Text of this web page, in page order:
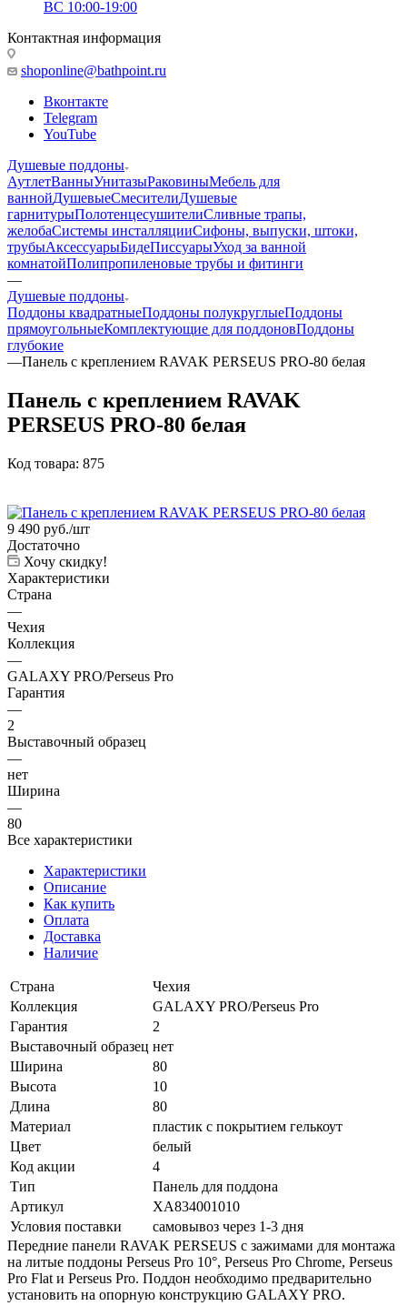
ВС 10:00-19:00
Контактная информация
shoponline@bathpoint.ru
Вконтакте
Telegram
YouTube
Душевые поддоны
АутлетВанныУнитазыРаковиныМебель для
ваннойДушевыеСмесителиДушевые
гарнитурыПолотенцесушителиСливные трапы,
желобаСистемы инсталляцииСифоны, выпуски, штоки,
трубыАксессуарыБидеПиссуарыУход за ванной
комнатойПолипропиленовые трубы и фитинги
—
Душевые поддоны
Поддоны квадратныеПоддоны полукруглыеПоддоны
прямоугольныеКомплектующие для поддоновПоддоны
глубокие
—Панель с кpеплением RAVAK PERSEUS PRO-80 белая
Панель с кpеплением RAVAK
PERSEUS PRO-80 белая
Код товара: 875
9 490 руб./шт
Достаточно
Хочу скидку!
Характеристики
Страна
—
Чехия
Коллекция
—
GALAXY PRO/Perseus Pro
Гарантия
—
2
Выставочный образец
—
нет
Ширина
—
80
Все характеристики
Характеристики
Описание
Как купить
Оплата
Доставка
Наличие
Страна
Чехия
Коллекция
GALAXY PRO/Perseus Pro
Гарантия
2
Выставочный образец нет
Ширина
80
Высота
10
Длина
80
Материал
пластик с покрытием гелькоут
Цвет
белый
Код акции
4
Тип
Панель для поддона
Артикул
XA834001010
Условия поставки
самовывоз через 1-3 дня
Передние панели RAVAK PERSEUS с зажимами для монтажа
на литые поддоны Perseus Pro 10°, Perseus Pro Chrome, Perseus
Pro Flat и Perseus Pro. Поддон необходимо предварительно
установить на опоpную констpукцию GALAXY PRO.